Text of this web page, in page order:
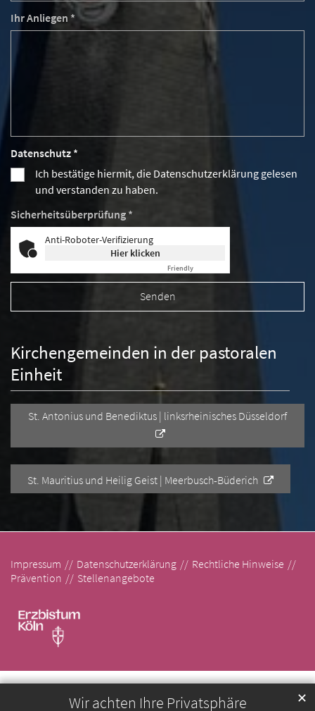
Wir achten Ihre Privatsphäre ✕
Ihr Anliegen *
Datenschutz *
Ich bestätige hiermit, die Datenschutzerklärung gelesen
und verstanden zu haben.
Sicherheitsüberprüfung *
Anti-Roboter-Verifizierung
Hier klicken
Friendly
Kirchengemeinden in der pastoralen
Einheit
St. Antonius und Benediktus | linksrheinisches Düsseldorf
St. Mauritius und Heilig Geist | Meerbusch-Büderich
Impressum Datenschutzerklärung
Rechtliche Hinweise
Prävention
Stellenangebote